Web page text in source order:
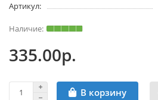
Артикул:
335.00р.
В корзину